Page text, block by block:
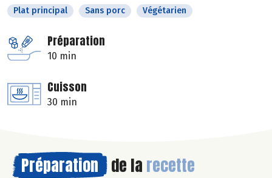
Plat principal Sans porc Végétarien
Préparation
10 min
Cuisson
30 min
Préparation de la recette